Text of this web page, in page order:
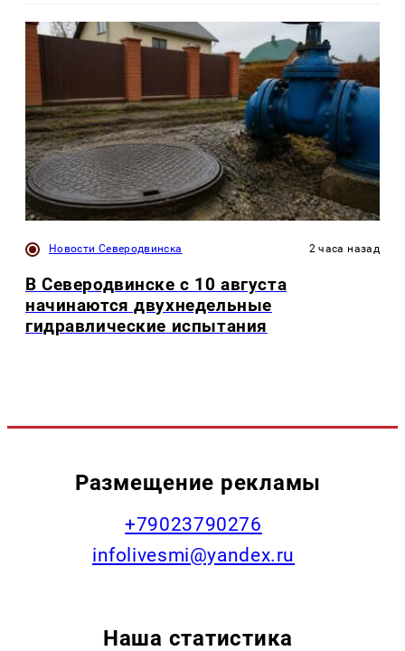
Новости Северодвинска 2 часа назад
В Северодвинске с 10 августа
начинаются двухнедельные
гидравлические испытания
Размещение рекламы
+79023790276
infolivesmi@yandex.ru
Наша статистика